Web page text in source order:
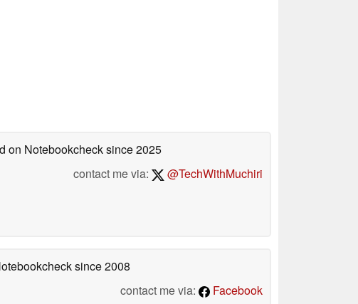
on Notebookchecksince 2025
contact me via:
@TechWithMuchiri
since 2008
contact me via:
Facebook